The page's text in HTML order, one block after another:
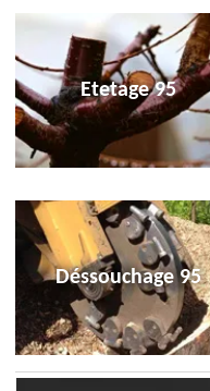
Etetage 95
Déssouchage 95